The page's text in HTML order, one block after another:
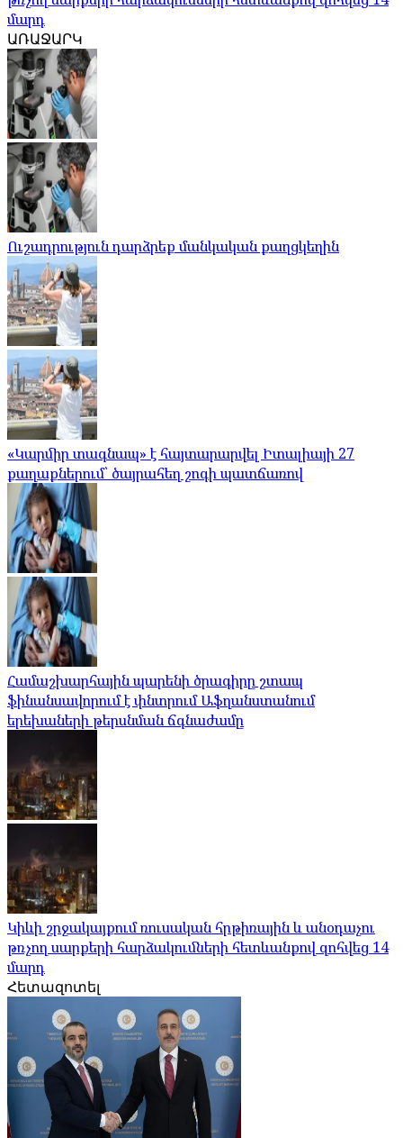
մարդ
ԱՌԱՋԱՐԿ
Ուշադրություն դարձրեք մանկական քաղցկեղին
«Կարմիր տագնապ» է հայտարարվել Իտալիայի 27
քաղաքներում՝ ծայրահեղ շոգի պատճառով
Համաշխարհային պարենի ծրագիրը շտապ
ֆինանսավորում է փնտրում Աֆղանստանում
երեխաների թերսնման ճգնաժամը
Կիևի շրջակայքում ռուսական հրթիռային և անօդաչու
թռչող սարքերի հարձակումների հետևանքով զոհվեց 14
մարդ
Հետազոտել